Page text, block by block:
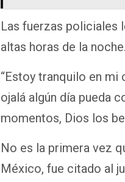
Las fuerzas policiales
altas horas de la noche.
“Estoy tranquilo en
ojalá algún día pueda
momentos, Dios los
No es la primera vez
México, fue citado al